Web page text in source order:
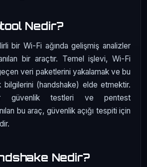
Nedir?
bir Wi-Fi ağında gelişmiş analizler
bir araçtır. Temel işlevi, Wi-Fi
veri paketlerini yakalamak ve bu
(handshake) elde etmektir.
güvenlik testleri ve pentest
bu araç, güvenlik açığı tespiti için
Nedir?